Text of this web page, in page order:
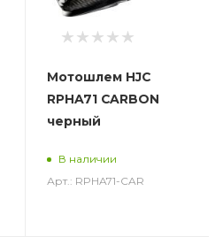
Мотошлем HJC
RPHA71 CARBON
черный
В наличии
Арт.: RPHA71-CAR